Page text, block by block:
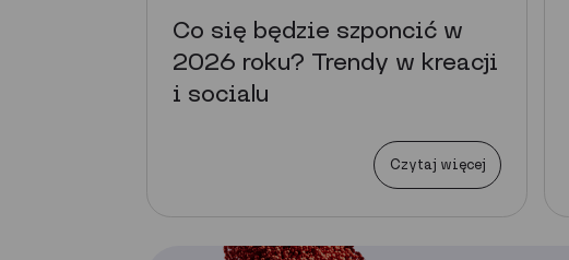
Co się będzie szponcić w
2026 roku? Trendy w kreacji
i socialu
Czytaj więcej